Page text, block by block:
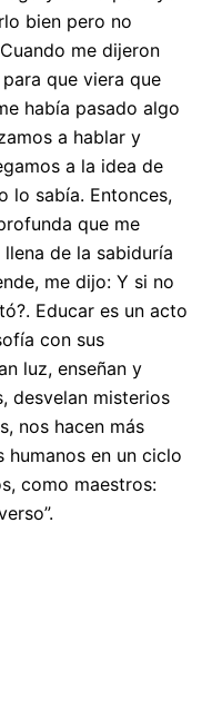
bien pero no
me dijeron
que viera que
había pasado algo
a hablar y
a la idea de
lo sabía. Entonces,
que me
de la sabiduría
me dijo: Y si no
Educar es un acto
con sus
luz, enseñan y
desvelan misterios
nos hacen más
humanos en un ciclo
como maestros: